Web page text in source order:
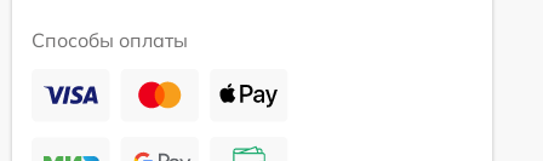
Способы оплаты